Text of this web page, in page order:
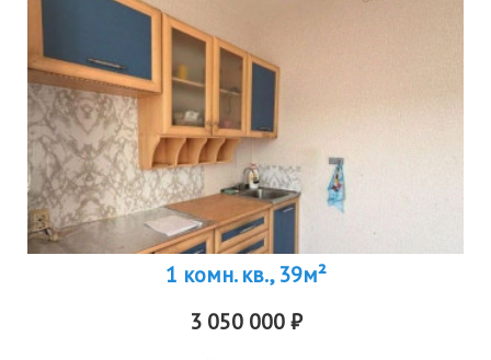
1 комн. кв., 39м²
3 050 000 ₽